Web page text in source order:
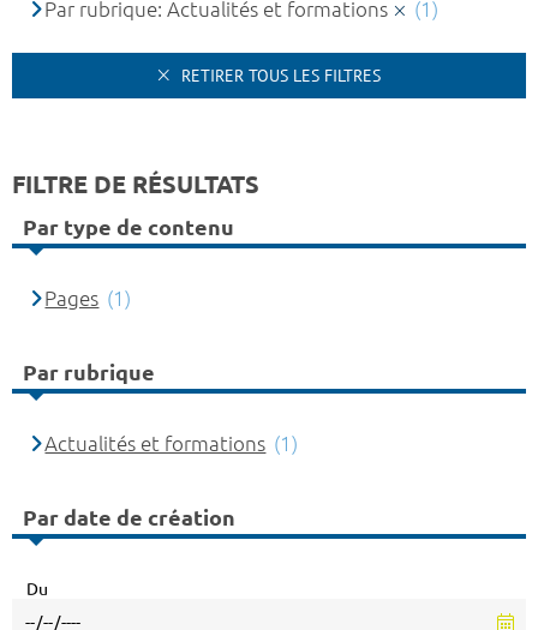
Par rubrique: Actualités et formations
(1)
RETIRER TOUS LES FILTRES
FILTRE DE RÉSULTATS
Par type de contenu
Pages (1)
Par rubrique
Actualités et formations (1)
Par date de création
Du